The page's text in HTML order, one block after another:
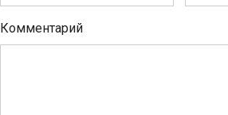
Комментарий